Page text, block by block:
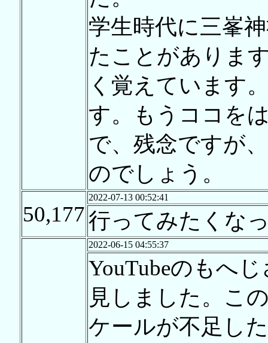
学生時代に三峯
たことがありま
く覚えています
す。もうココを
で、残念ですが
のでしょう。
50,177
2022-07-13 00:52:41
行ってみたくな
2022-06-15 04:55:37
YouTubeのもへ
見しました。こ
ケールが不足し